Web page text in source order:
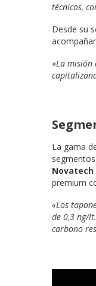
técnicos,
Desde su
«La misión
La gama
Novatech
premium
«Los
de 0,3 ng/
carbono